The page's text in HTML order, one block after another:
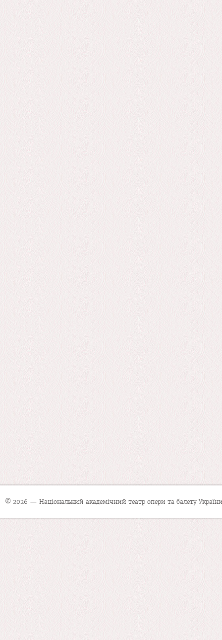
© 2026 — Національний академічний театр опери та балету